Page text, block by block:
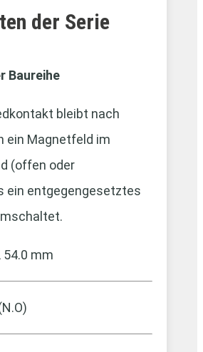
der Serie
Baureihe
bleibt nach
ein Magnetfeld im
(offen oder
ein entgegengesetztes
54.0 mm